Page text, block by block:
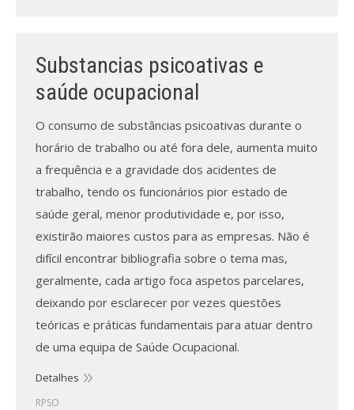
Como publicitar na nossa revista
Contatos
Informações adicionais
Estatísticas da Revista
Ficha técnica
Substancias psicoativas e
saúde ocupacional
O consumo de substâncias psicoativas durante o
horário de trabalho ou até fora dele, aumenta muito
a frequência e a gravidade dos acidentes de
trabalho, tendo os funcionários pior estado de
saúde geral, menor produtividade e, por isso,
existirão maiores custos para as empresas. Não é
difícil encontrar bibliografia sobre o tema mas,
geralmente, cada artigo foca aspetos parcelares,
deixando por esclarecer por vezes questões
teóricas e práticas fundamentais para atuar dentro
de uma equipa de Saúde Ocupacional.
Detalhes
RPSO